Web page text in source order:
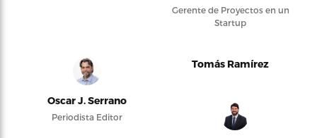
Gerente de Proyectos en un
Startup
Oscar J. Serrano
Periodista Editor
Tomás Ramírez